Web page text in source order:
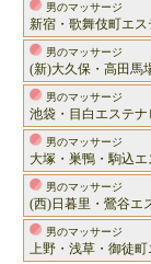
男のマッサージ
新宿・歌舞伎町エス
男のマッサージ
(新)大久保・高田馬
男のマッサージ
池袋・目白エステナ
男のマッサージ
大塚・巣鴨・駒込エ
男のマッサージ
(西)日暮里・鶯谷エ
男のマッサージ
上野・浅草・御徒